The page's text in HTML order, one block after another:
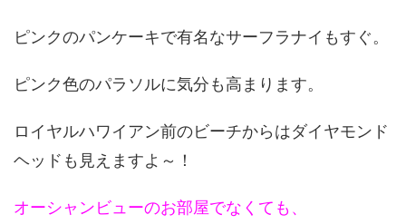
ピンクのパンケーキで有名なサーフラナイもすぐ。
ピンク色のパラソルに気分も高まります。
ロイヤルハワイアン前のビーチからはダイヤモンド
ヘッドも見えますよ～！
オーシャンビューのお部屋でなくても、